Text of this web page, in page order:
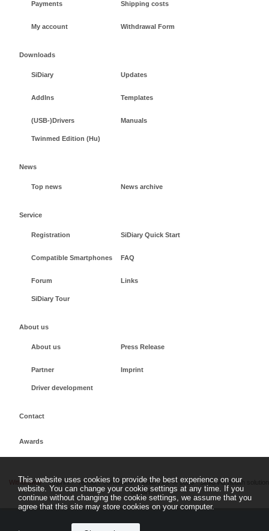
Payments Shipping costs
My account Withdrawal Form
Downloads
SiDiary Updates
AddIns Templates
(USB-)Drivers Manuals
Twinmed Edition (Hu)
News
Top news News archive
Service
Registration SiDiary Quick Start
Compatible Smartphones FAQ
Forum Links
SiDiary Tour
About us
About us Press Release
Partner Imprint
Driver development
Contact
Awards
Withdrawal Imprint Terms + conditions sidiary.es ©2026 - SINOVO health
GmbH
This website uses cookies to provide the best experience on our
website. You can change your cookie settings at any time. If you
continue without changing the cookie settings, we assume that you
agree that this site may store cookies on your computer.